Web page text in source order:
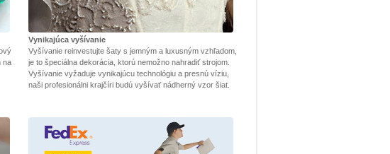
na
Vynikajúca vyšívanie
Vyšívanie reinvestujte šaty s jemným a luxusným vzhľadom,
je to špeciálna dekorácia, ktorú nemožno nahradiť strojom.
Vyšívanie vyžaduje vynikajúcu technológiu a presnú víziu,
naši profesionálni krajčíri budú vyšívať nádherný vzor šiat.